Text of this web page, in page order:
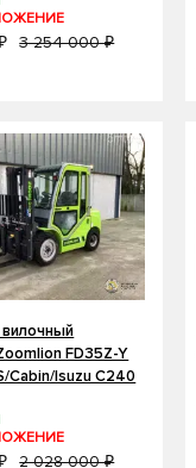
3 254 000 ₽
FD35Z-Y
Cabin/Isuzu C240
2 028 000 ₽